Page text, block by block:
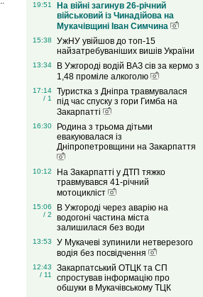
19:51
На війні загинув 26-річний
військовий із Чинадійова на
Мукачівщині Іван Симчина
15:38
УжНУ увійшов до топ-15
найзатребуваніших вишів України
13:34
В Ужгороді водій ВАЗ сів за кермо з
1,48 проміле алкоголю
17:14
/ 1
Туристка з Дніпра травмувалася
під час спуску з гори Гимба на
Закарпатті
16:30
Родина з трьома дітьми
евакуювалася із
Дніпропетровщини на Закарпаття
10:12
На Закарпатті у ДТП тяжко
травмувався 41-річний
мотоцикліст
15:06
/ 2
В Ужгороді через аварію на
водогоні частина міста
залишилася без води
13:53
У Мукачеві зупинили нетверезого
водія без посвідчення
12:43
/ 11
Закарпатський ОТЦК та СП
спростував інформацію про
обшуки в Мукачівському ТЦК